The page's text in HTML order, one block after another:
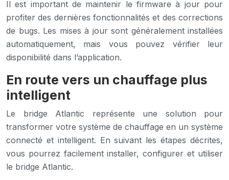
Il est important de maintenir le firmware à jour pour
profiter des dernières fonctionnalités et des corrections
de bugs. Les mises à jour sont généralement installées
automatiquement, mais vous pouvez vérifier leur
disponibilité dans l’application.
En route vers un chauffage plus
intelligent
Le bridge Atlantic représente une solution pour
transformer votre système de chauffage en un système
connecté et intelligent. En suivant les étapes décrites,
vous pourrez facilement installer, configurer et utiliser
le bridge Atlantic.